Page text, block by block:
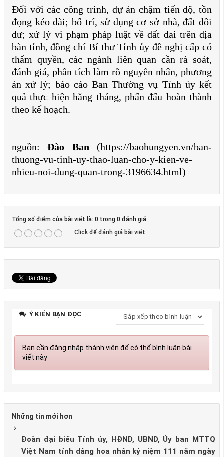
Đối với các công trình, dự án chậm tiến độ, tồn
đọng kéo dài; bố trí, sử dụng cơ sở nhà, đất dôi
dư; xử lý vi phạm pháp luật về đất đai trên địa
bàn tỉnh, đồng chí Bí thư Tỉnh ủy đề nghị cấp có
thẩm quyền, các ngành liên quan cần rà soát,
đánh giá, phân tích làm rõ nguyên nhân, phương
án xử lý; báo cáo Ban Thường vụ Tỉnh ủy kết
quả thực hiện hằng tháng, phấn đấu hoàn thành
theo kế hoạch.
nguồn:Đào Ban(https://baohungyen.vn/ban-
thuong-vu-tinh-uy-thao-luan-cho-y-kien-ve-
nhieu-noi-dung-quan-trong-3196634.html)
Tổng số điểm của bài viết là: 0 trong 0 đánh giá
Click để đánh giá bài viết
Ý KIẾN BẠN ĐỌC
Bạn cần đăng nhập thành viên để có thể bình luận bài
viết này
Những tin mới hơn
Đoàn đại biểu Tỉnh ủy, HĐND, UBND, Ủy ban MTTQ
Việt Nam tỉnh dâng hoa nhân kỷ niệm 111 năm ngày